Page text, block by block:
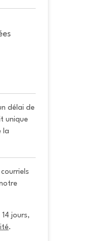
délai de
unique
la
jours,
.